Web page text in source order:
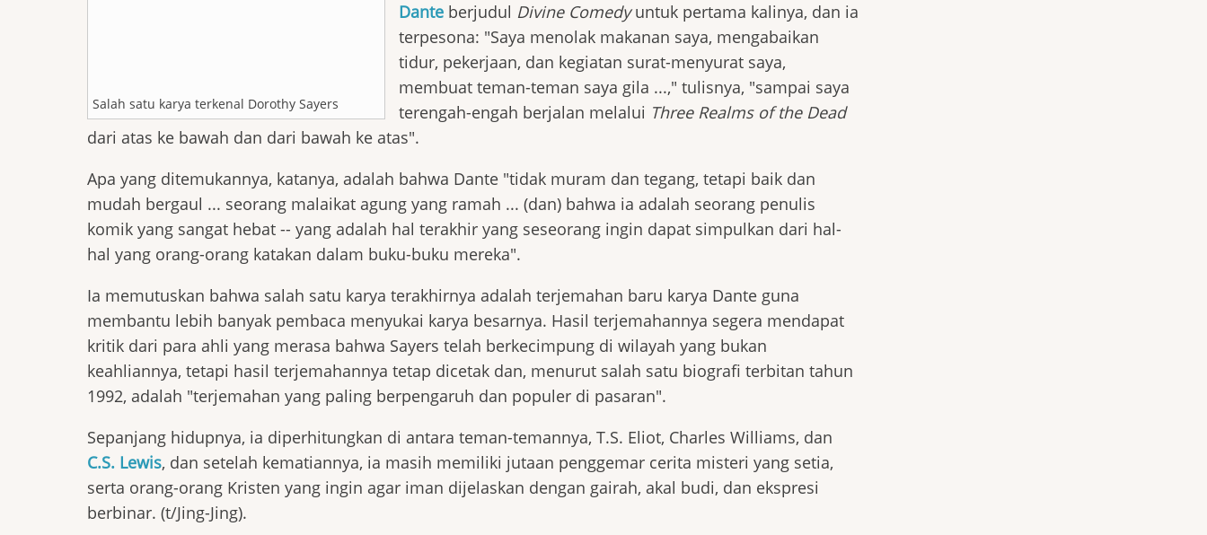
Salah satu karya terkenal Dorothy Sayers
Dante berjudul Divine Comedyuntuk pertama kalinya, dan ia
terpesona: "Saya menolak makanan saya, mengabaikan
tidur, pekerjaan, dan kegiatan surat-menyurat saya,
membuat teman-teman saya gila ...," tulisnya, "sampai saya
terengah-engah berjalan melalui Three Realms of the Dead
dari atas ke bawah dan dari bawah ke atas".
Apa yang ditemukannya, katanya, adalah bahwa Dante "tidak muram dan tegang, tetapi baik dan
mudah bergaul ... seorang malaikat agung yang ramah ... (dan) bahwa ia adalah seorang penulis
komik yang sangat hebat -- yang adalah hal terakhir yang seseorang ingin dapat simpulkan dari hal-
hal yang orang-orang katakan dalam buku-buku mereka".
Ia memutuskan bahwa salah satu karya terakhirnya adalah terjemahan baru karya Dante guna
membantu lebih banyak pembaca menyukai karya besarnya. Hasil terjemahannya segera mendapat
kritik dari para ahli yang merasa bahwa Sayers telah berkecimpung di wilayah yang bukan
keahliannya, tetapi hasil terjemahannya tetap dicetak dan, menurut salah satu biografi terbitan tahun
1992, adalah "terjemahan yang paling berpengaruh dan populer di pasaran".
Sepanjang hidupnya, ia diperhitungkan di antara teman-temannya, T.S. Eliot, Charles Williams, dan
C.S. Lewis, dan setelah kematiannya, ia masih memiliki jutaan penggemar cerita misteri yang setia,
serta orang-orang Kristen yang ingin agar iman dijelaskan dengan gairah, akal budi, dan ekspresi
berbinar. (t/Jing-Jing).